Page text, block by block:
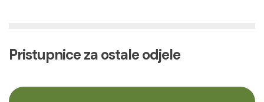
Pristupnice za ostale odjele